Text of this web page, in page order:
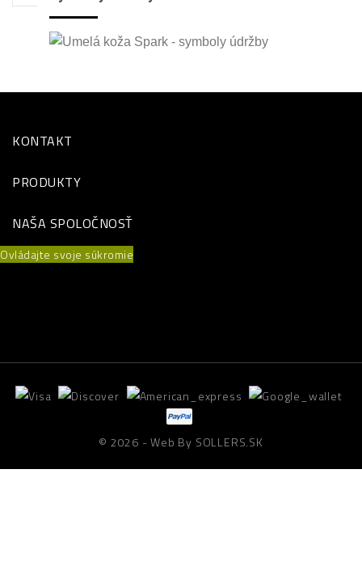
KONTAKT
PRODUKTY
NAŠA SPOLOČNOSŤ
Ovládajte svoje súkromie
© 2026 - Web By SOLLERS.SK